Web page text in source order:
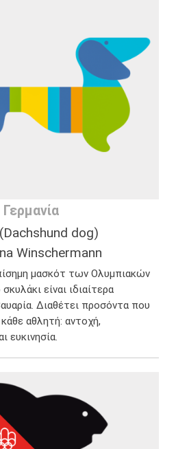
Γερμανία
(Dachshund dog)
Winschermann
μασκότ των Ολυμπιακών
είναι ιδιαίτερα
​Διαθέτει προσόντα που
αθλητή: αντοχή,
ευκινησία.​